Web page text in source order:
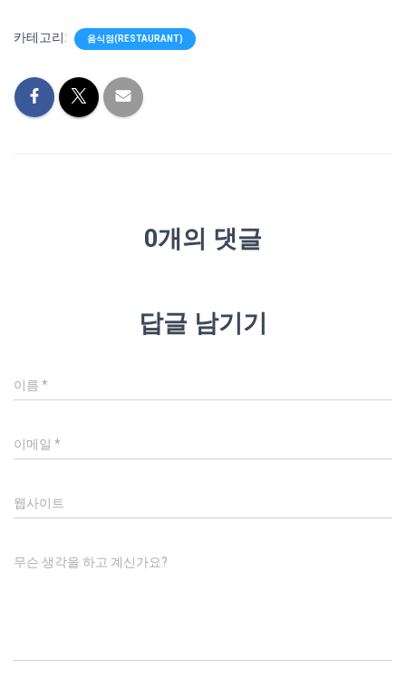
카테고리: 음식점(RESTAURANT)
0개의 댓글
답글 남기기
이름 *
이메일 *
웹사이트
무슨 생각을 하고 계신가요?